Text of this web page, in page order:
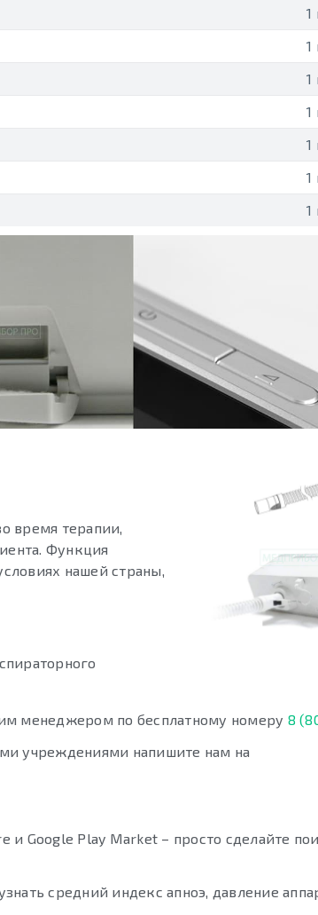
1
1
1
1
1
1
1
время терапии,
Функция
нашей страны,
менеджером по бесплатному номеру 8
учреждениями напишите нам на
Google Play Market – просто сделайте
средний индекс апноэ, давление